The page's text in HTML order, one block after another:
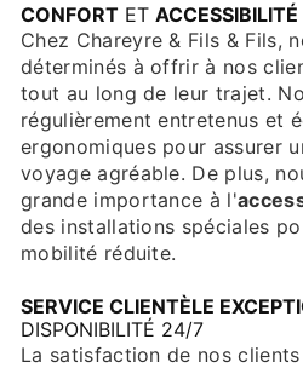
CONFORT ET ACCESSIBILITÉ
Chez Chareyre & Fils & Fils,
déterminés à offrir à nos
tout au long de leur trajet.
régulièrement entretenus et
ergonomiques pour assurer
voyage agréable. De plus,
grande importance à l'
des installations spéciales
mobilité réduite.
SERVICE CLIENTÈLE
DISPONIBILITÉ 24/7
La satisfaction de nos